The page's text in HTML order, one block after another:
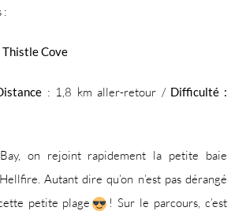
:
Cove
: 1,8 km aller-retour /Difficulté :
on rejoint rapidement la petite baie
Autant dire qu’on n’est pas dérangé
petite plage
! Sur le parcours, c’est